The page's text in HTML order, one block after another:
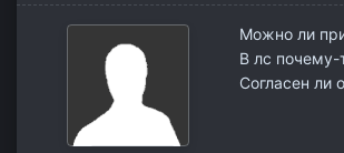
Можно ли
В лс почему-
Согласен ли